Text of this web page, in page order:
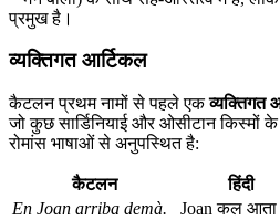
प्रमुख है।
व्यक्तिगत आर्टिकल
कैटलन प्रथम नामों से पहले एकव्यक्तिगत
जो कुछ सार्डिनियाई और ओसीटान किस्मों
रोमांस भाषाओं से अनुपस्थित है:
कैटलन
हिंदी
En Joan arriba demà.
Joan कल आता